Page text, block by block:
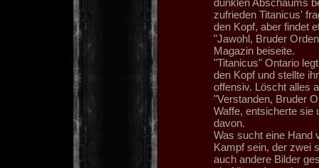
dunklen Abschaums
zufrieden Titanicus'
den Kopf, aber findet
"Jawohl, Bruder
Magazin beiseite.
"Titanicus" Ontario
den Kopf und stellte
offensiv. Löscht alles
"Verstanden, Bruder
Waffe, entsicherte sie
davon.
Was sucht eine Hand
Kampf sein, der zwei
auch andere Bilder